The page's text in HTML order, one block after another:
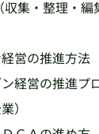
収集・整理・
営の推進方法
ン経営の推進プ
）